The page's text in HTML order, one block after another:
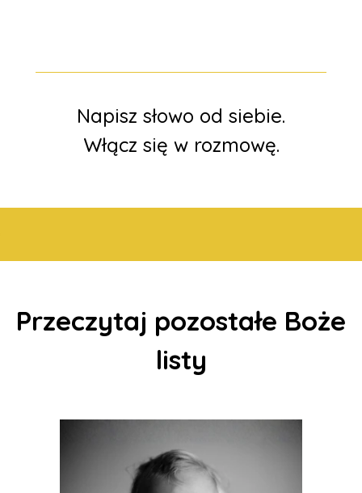
Napisz słowo od siebie.
Włącz się w rozmowę.
Przeczytaj pozostałe Boże
listy